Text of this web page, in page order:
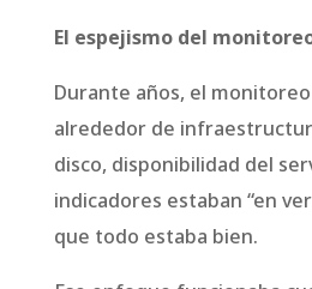
El espejismo del
Durante años, el
alrededor de
disco, disponibilidad del
indicadores estaban “en
que todo estaba bien.